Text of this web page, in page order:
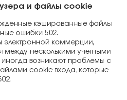
и файлы cookie
кэшированные файлы
ошибки 502.
электронной коммерции,
несколькими учетными
иногда возникают проблемы с
cookie входа, которые